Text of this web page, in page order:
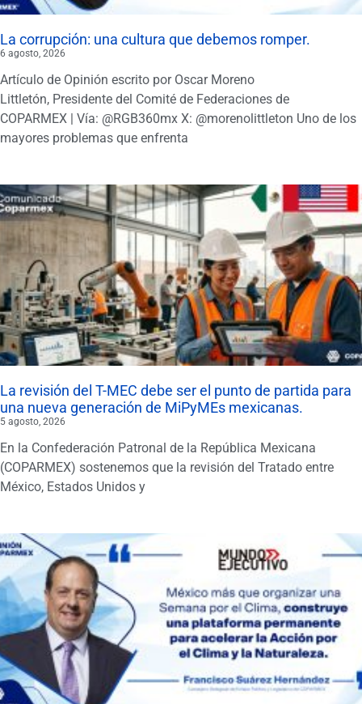
La corrupción: una cultura que debemos romper.
6 agosto, 2026
Artículo de Opinión escrito por Oscar Moreno
Littletón, Presidente del Comité de Federaciones de
COPARMEX | Vía: @RGB360mx X: @morenolittleton Uno de los
mayores problemas que enfrenta
La revisión del T-MEC debe ser el punto de partida para
una nueva generación de MiPyMEs mexicanas.
5 agosto, 2026
En la Confederación Patronal de la República Mexicana
(COPARMEX) sostenemos que la revisión del Tratado entre
México, Estados Unidos y